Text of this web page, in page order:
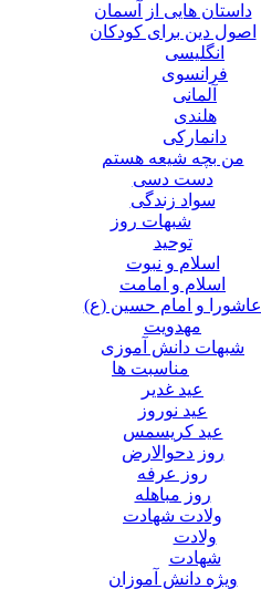
داستان هایی از آسمان
اصول دین برای کودکان
انگلیسی
فرانسوی
آلمانی
هلندی
دانمارکی
من بچه شیعه هستم
دست دسی
سواد زندگی
شبهات روز
توحید
اسلام و نبوت
اسلام و امامت
عاشورا و امام حسین (ع)
مهدویت
شبهات دانش آموزی
مناسبت ها
عید غدير
عید نوروز
عید کریسمس
روز دحوالارض
روز عرفه
روز مباهله
ولادت شهادت
ولادت
شهادت
ویژه دانش آموزان